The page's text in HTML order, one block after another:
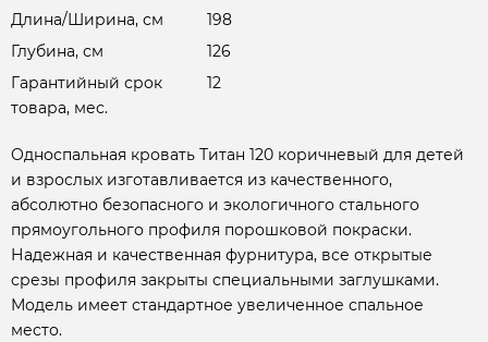
Длина/Ширина, см
198
Глубина, см
126
Гарантийный срок
товара, мес.
12
Односпальная кровать Титан 120 коричневый для детей
и взрослых изготавливается из качественного,
абсолютно безопасного и экологичного стального
прямоугольного профиля порошковой покраски.
Надежная и качественная фурнитура, все открытые
срезы профиля закрыты специальными заглушками.
Модель имеет стандартное увеличенное спальное
место.